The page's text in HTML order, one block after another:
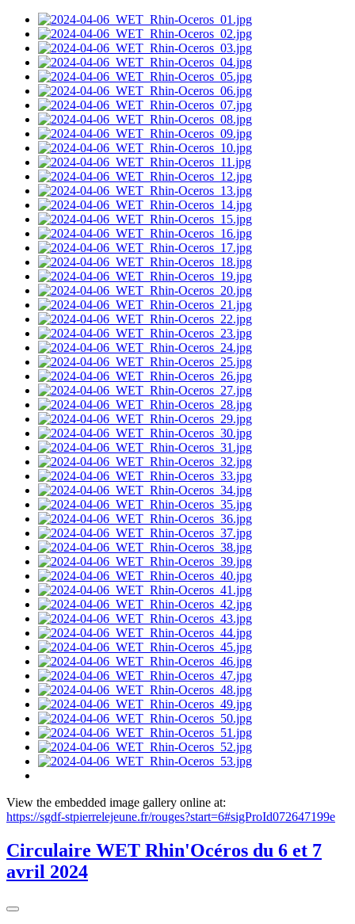
View the embedded image gallery online at:
https://sgdf-stpierrelejeune.fr/rouges?start=6#sigProId072647199e
Circulaire WET Rhin'Océros du 6 et 7
avril 2024